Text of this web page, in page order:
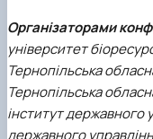
Організаторами
університет
Тернопільська
Тернопільська
інститут державного